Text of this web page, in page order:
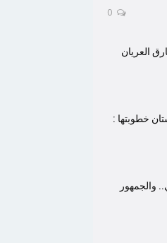
العريان
خطوبتها :
والجمهور